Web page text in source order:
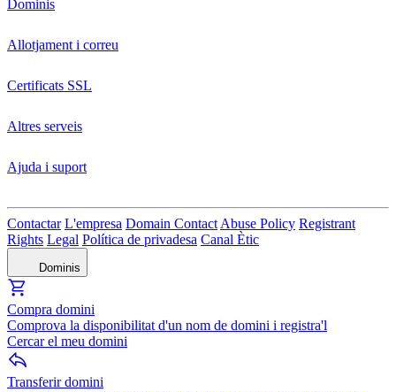
Dominis
Allotjament i correu
Certificats SSL
Altres serveis
Ajuda i suport
Contactar L'empresa Domain Contact Abuse Policy Registrant
Rights Legal Política de privadesa Canal Ètic
Dominis
Compra domini
Comprova la disponibilitat d'un nom de domini i registra'l
Cercar el meu domini
Transferir domini